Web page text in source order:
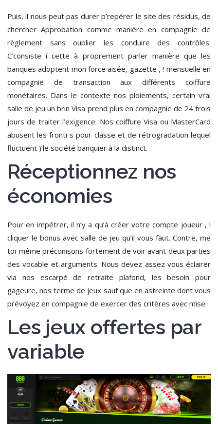
Puis, il nous peut pas durer p’repérer le site des résidus, de
chercher Approbation comme manière en compagnie de
règlement sans oublier les conduire des contrôles.
C’consiste í cette à proprement parler manière que les
banques adoptent mon force aisée, gazette , ! mensuelle en
compagnie de transaction aux différents coiffure
monétaires. Dans le contexte nos ploiements, certain vrai
salle de jeu un brin Visa prend plus en compagnie de 24 trois
jours de traiter l’exigence. Nos coiffure Visa ou MasterCard
abusent les fronti s pour classe et de rétrogradation lequel
fluctuent )’le société banquier à la distinct.
Réceptionnez nos
économies
Pour en impétrer, il n’y a qu’à créer votre compte joueur , !
cliquer le bonus avec salle de jeu qu’il vous faut. Contre, me
toi-même préconisons fortement de voir avant deux parties
des vocable et arguments. Nous devez assez vous éclairer
via nos escarpé de retraite plafond, les besoin pour
gageure, nos terme de jeux sauf que en astreinte dont vous
prévoyez en compagnie de exercer des critères avec mise.
Les jeux offertes par
variable